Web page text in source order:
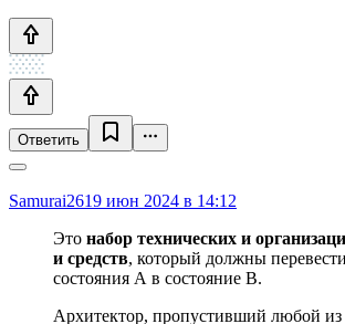
Ответить
Samurai2619 июн 2024 в 14:12
Это набор технических и
и средств, который должны
состояния А в состояние B.
Архитектор, пропустивший любой из